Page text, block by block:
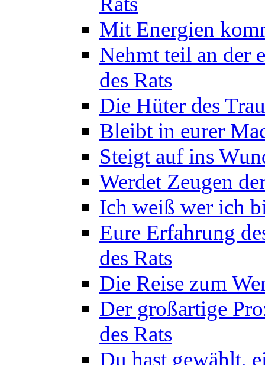
Mit Energien
Nehmt teil an der
des Rats
Die Hüter des
Bleibt in eurer
Steigt auf ins
Werdet Zeugen
Ich weiß wer ich
Eure Erfahrung
des Rats
Die Reise zum
Der großartige
des Rats
Du hast gewählt,